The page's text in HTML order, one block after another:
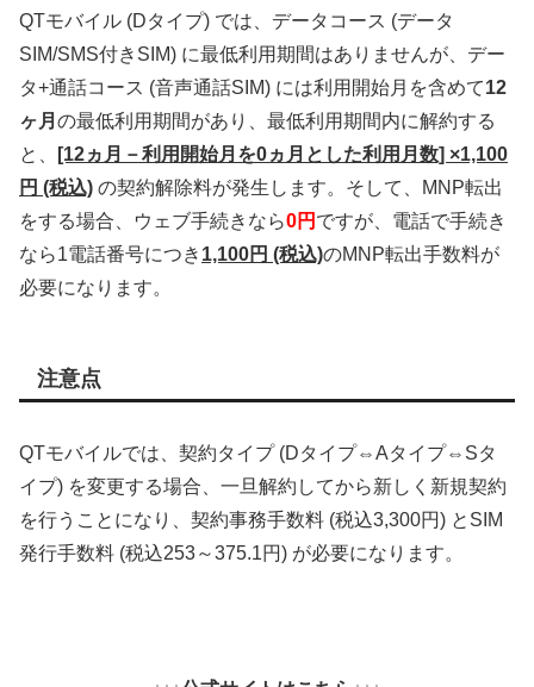
QTモバイル (Dタイプ) では、データコース (データ
SIM/SMS付きSIM) に最低利用期間はありませんが、デー
タ+通話コース (音声通話SIM) には利用開始月を含めて12
ヶ月 の最低利用期間があり、最低利用期間内に解約する
と、
[12ヵ月－利用開始月を0ヵ月とした利用月数] ×1,100
円 (税込) の契約解除料が発生します。そして、MNP転出
をする場合、ウェブ手続きなら0円 ですが、電話で手続き
なら1電話番号につき 1,100円 (税込)のMNP転出手数料が
必要になります。
注意点
QTモバイルでは、契約タイプ (Dタイプ⇔Aタイプ⇔Sタ
イプ) を変更する場合、一旦解約してから新しく新規契約
を行うことになり、契約事務手数料 (税込3,300円) とSIM
発行手数料 (税込253～375.1円) が必要になります。